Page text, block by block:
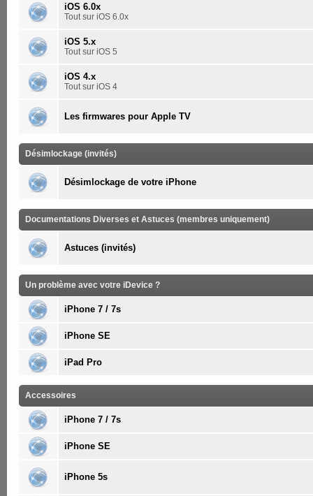
iOS 6.0x
Tout sur iOS 6.0x
iOS 5.x
Tout sur iOS 5
iOS 4.x
Tout sur iOS 4
Les firmwares pour Apple TV
Désimlockage (invités)
Désimlockage de votre iPhone
Documentations Diverses et Astuces (membres uniquement)
Astuces (invités)
Un problème avec votre iDevice ?
iPhone 7 / 7s
iPhone SE
iPad Pro
Accessoires
iPhone 7 / 7s
iPhone SE
iPhone 5s